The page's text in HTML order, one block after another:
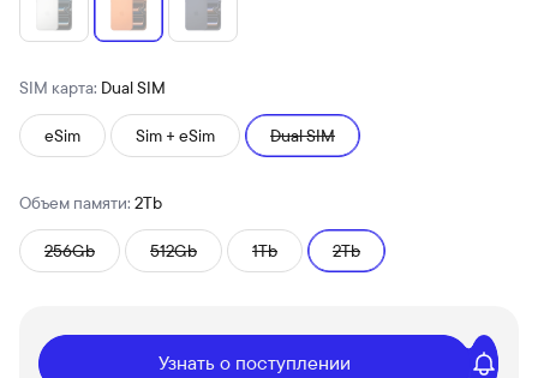
SIM карта: Dual SIM
eSim Sim + eSim Dual SIM
Объем памяти: 2Tb
256Gb 512Gb 1Tb 2Tb
Узнать о поступлении